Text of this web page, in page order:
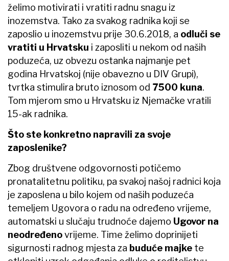
želimo motivirati i vratiti radnu snagu iz
inozemstva. Tako za svakog radnika koji se
zaposlio u inozemstvu prije 30.6.2018, a odluči se
vratiti u Hrvatsku i zaposliti u nekom od naših
poduzeća, uz obvezu ostanka najmanje pet
godina Hrvatskoj (nije obavezno u DIV Grupi),
tvrtka stimulira bruto iznosom od 7500 kuna.
Tom mjerom smo u Hrvatsku iz Njemačke vratili
15-ak radnika.
Što ste konkretno napravili za svoje
zaposlenike?
Zbog društvene odgovornosti potičemo
pronatalitetnu politiku, pa svakoj našoj radnici koja
je zaposlena u bilo kojem od naših poduzeća
temeljem Ugovora o radu na određeno vrijeme,
automatski u slučaju trudnoće dajemo Ugovor na
neodređenovrijeme. Time želimo doprinijeti
sigurnosti radnog mjesta za buduće majke te